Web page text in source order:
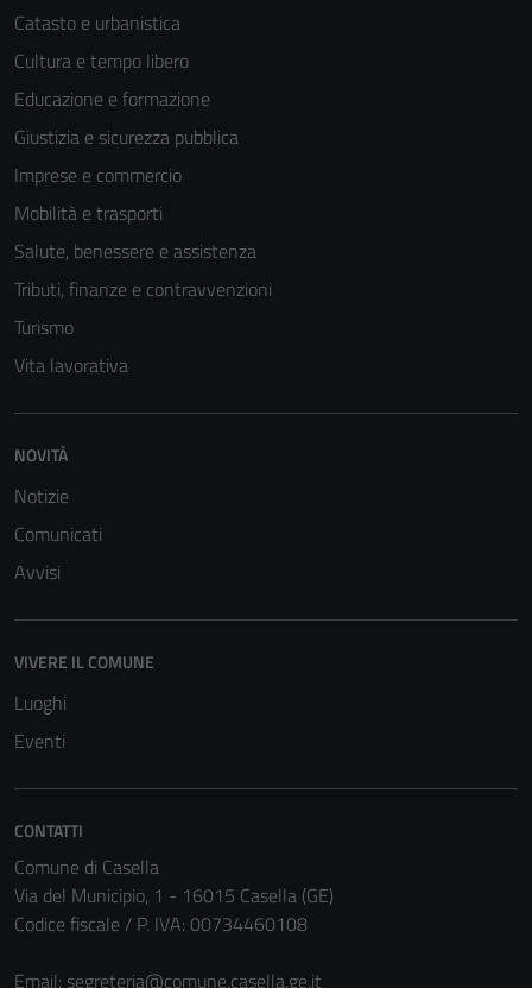
Catasto e urbanistica
Cultura e tempo libero
Educazione e formazione
Giustizia e sicurezza pubblica
Imprese e commercio
Mobilità e trasporti
Salute, benessere e assistenza
Tributi, finanze e contravvenzioni
Turismo
Vita lavorativa
NOVITÀ
Notizie
Comunicati
Avvisi
VIVERE IL COMUNE
Luoghi
Eventi
CONTATTI
Comune di Casella
Via del Municipio, 1 - 16015 Casella (GE)
Codice fiscale / P. IVA: 00734460108
Email: segreteria@comune.casella.ge.it
Questi cookie
non raccolgono
informazioni